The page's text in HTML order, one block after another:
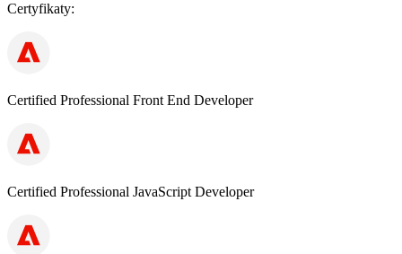
Certyfikaty:
Certified Professional Front End Developer
Certified Professional JavaScript Developer